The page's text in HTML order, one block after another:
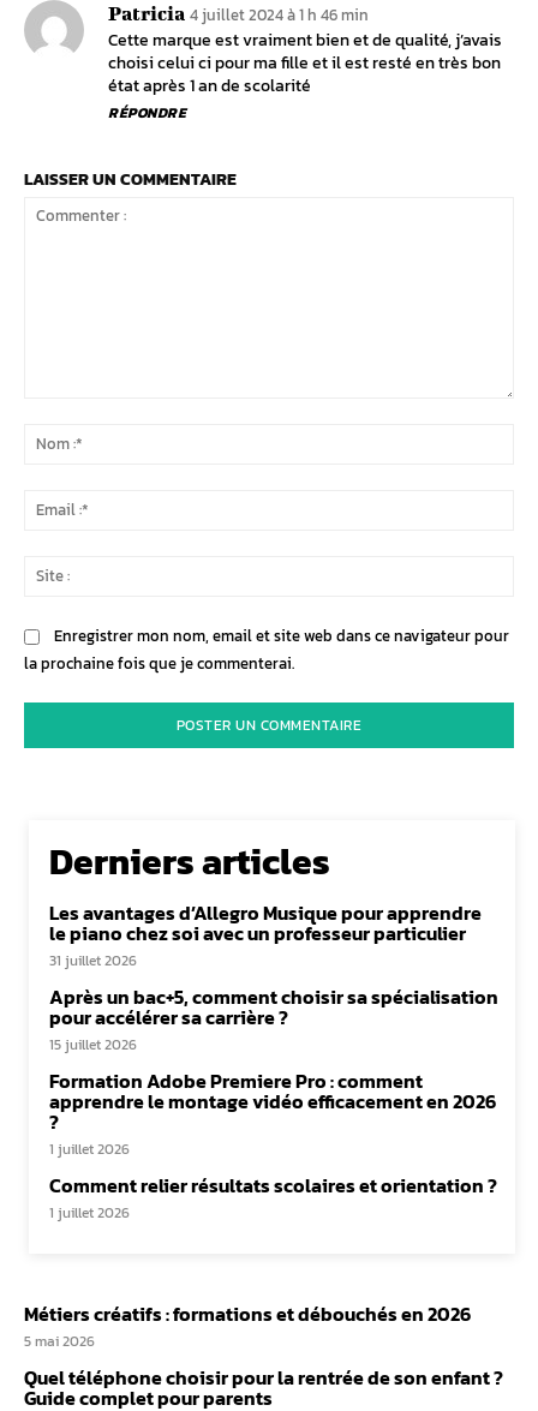
Patricia 4 juillet 2024 à 1 h 46 min
Cette marque est vraiment bien et de qualité, j’avais
choisi celui ci pour ma fille et il est resté en très bon
état après 1 an de scolarité
RÉPONDRE
LAISSER UN COMMENTAIRE
Enregistrer mon nom, email et site web dans ce navigateur pour
la prochaine fois que je commenterai.
Derniers articles
Les avantages d’Allegro Musique pour apprendre
le piano chez soi avec un professeur particulier
31 juillet 2026
Après un bac+5, comment choisir sa spécialisation
pour accélérer sa carrière ?
15 juillet 2026
Formation Adobe Premiere Pro : comment
apprendre le montage vidéo efficacement en 2026
?
1 juillet 2026
Comment relier résultats scolaires et orientation ?
1 juillet 2026
Métiers créatifs : formations et débouchés en 2026
5 mai 2026
Quel téléphone choisir pour la rentrée de son enfant ?
Guide complet pour parents